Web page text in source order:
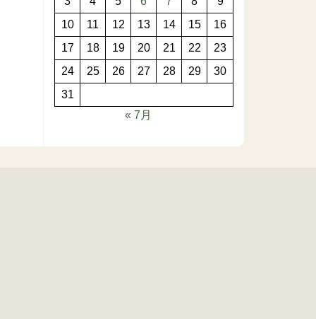
10
11 12 13 14 15
16
17
18 19 20 21 22
23
24
25 26 27 28 29
30
31
« 7月